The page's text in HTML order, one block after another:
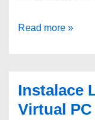
Instalace
virtuálním
počítači
Read more »
Instalace
Virtual PC